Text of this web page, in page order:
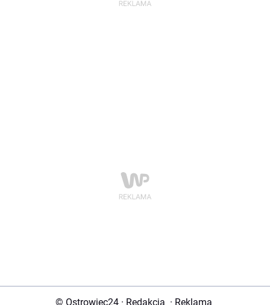
© Ostrowiec24 · Redakcja · Reklama